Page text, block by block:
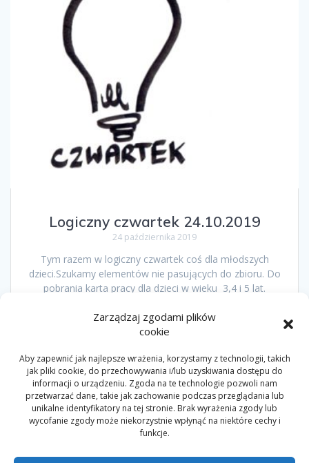
Zarządzaj zgodami plików
cookie
Aby zapewnić jak najlepsze wrażenia, korzystamy z technologii, takich
jak pliki cookie, do przechowywania i/lub uzyskiwania dostępu do
informacji o urządzeniu. Zgoda na te technologie pozwoli nam
przetwarzać dane, takie jak zachowanie podczas przeglądania lub
unikalne identyfikatory na tej stronie. Brak wyrażenia zgody lub
wycofanie zgody może niekorzystnie wpłynąć na niektóre cechy i
funkcje.
Logiczny czwartek 24.10.2019
24 października 2019
Tym razem w logiczny czwartek coś dla młodszych
dzieci.Szukamy elementów nie pasujących do zbioru. Do
pobrania karta pracy dla dzieci w wieku 3,4 i 5 lat.
Nawigacja
po
wpisach
Strona
1 … Strona
6 Strona
7 Strona
8 Strona
9